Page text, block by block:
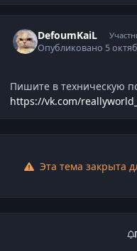
DefoumKaiL
Опубликовано 5
Пишите в техническую
https://vk.com/
Эта тема закрыта